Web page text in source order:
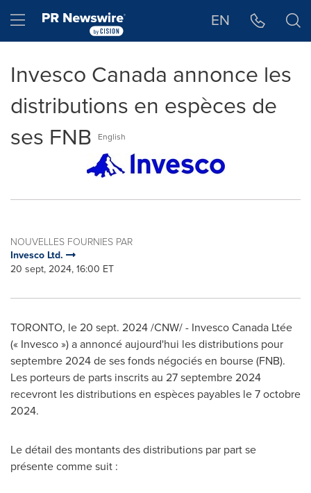
Hamburger menu EN
Invesco Canada annonce les
distributions en espèces de
ses FNB
English
NOUVELLES FOURNIES PAR
Invesco Ltd.
20 sept, 2024, 16:00 ET
TORONTO, le20 sept. 2024/CNW/ - Invesco Canada Ltée
(« Invesco ») a annoncé aujourd'hui les distributions pour
septembre 2024 de ses fonds négociés en bourse (FNB).
Les porteurs de parts inscrits au 27 septembre 2024
recevront les distributions en espèces payables le 7 octobre
2024.
Le détail des montants des distributions par part se
présente comme suit :